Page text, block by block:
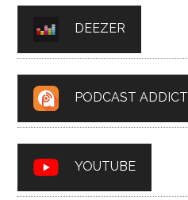
DEEZER
PODCAST ADDICT
YOUTUBE